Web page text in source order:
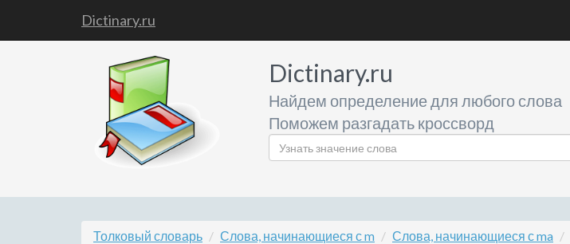
Dictinary.ru
Dictinary.ru
Найдем определение для любого слова
Поможем разгадать кроссворд
Толковый словарь Слова, начинающиеся с m Слова, начинающиеся с ma